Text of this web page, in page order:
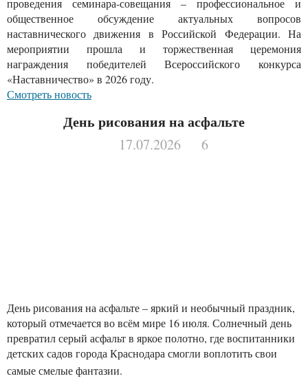
проведения семинара-совещания – профессиональное и
общественное обсуждение актуальных вопросов
наставнического движения в Российской Федерации. На
мероприятии прошла и торжественная церемония
награждения победителей Всероссийского конкурса
«Наставничество» в 2026 году.
Смотреть новость
День рисования на асфальте
17.07.2026 6
День рисования на асфальте – яркий и необычный праздник,
который отмечается во всём мире 16 июля. Солнечный день
превратил серый асфальт в яркое полотно, где воспитанники
детских садов города Краснодара смогли воплотить свои
самые смелые фантазии.